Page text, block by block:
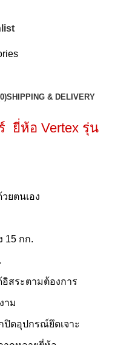
SHIPPING & DELIVERY
ยี่ห้อ Vertex รุ่น
ยตนเอง
15 กก.
สระตามต้องการ
าม
ดอุปกรณ์ยึดเจาะ